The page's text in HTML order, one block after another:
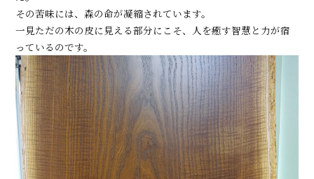
その苦味には、森の命が凝縮されています。
一見ただの木の皮に見える部分にこそ、人を癒す智慧と力が宿
っているのです。